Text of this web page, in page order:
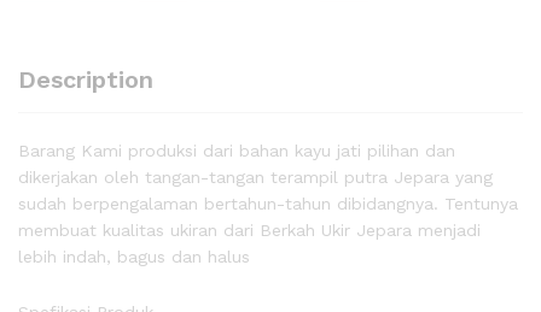
Description
Barang Kami produksi dari bahan kayu jati pilihan dan
dikerjakan oleh tangan-tangan terampil putra Jepara yang
sudah berpengalaman bertahun-tahun dibidangnya. Tentunya
membuat kualitas ukiran dari Berkah Ukir Jepara menjadi
lebih indah, bagus dan halus